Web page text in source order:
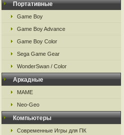
Портативные
Game Boy
Game Boy Advance
Game Boy Color
Sega Game Gear
WonderSwan / Color
Аркадные
MAME
Neo-Geo
Компьютеры
Современные Игры для ПК